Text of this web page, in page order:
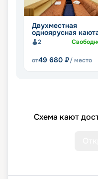
Двухместная
одноярусная
2
от49 680 ₽/ место
Схема кают